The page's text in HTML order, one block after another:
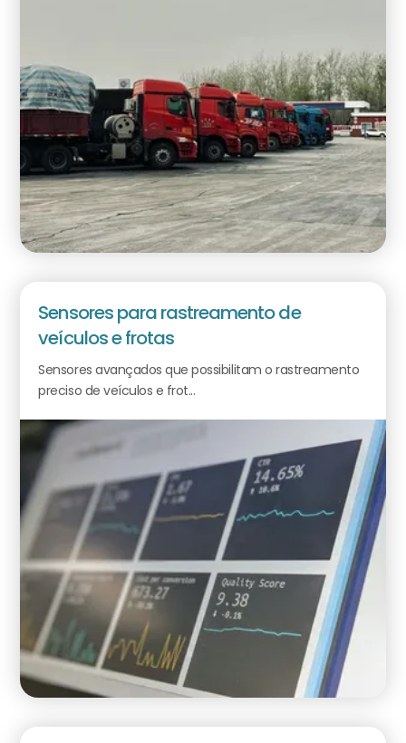
Sensores para rastreamento de
veículos e frotas
Sensores avançados que possibilitam o rastreamento
preciso de veículos e frot...